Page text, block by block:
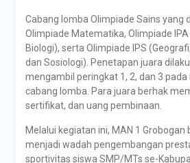
Cabang lomba Olimpiade Sains yang
Olimpiade Matematika, Olimpiade IPA
Biologi), serta Olimpiade IPS
dan Sosiologi). Penetapan juara
mengambil peringkat 1, 2, dan 3
cabang lomba. Para juara berhak
sertifikat, dan uang pembinaan.
Melalui kegiatan ini, MAN 1
menjadi wadah pengembangan
sportivitas siswa SMP/MTs se-